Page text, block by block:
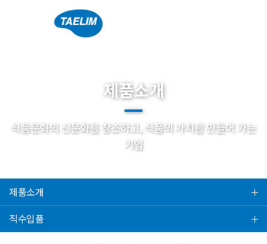
제품소개
식품문화의 신문화를 창조하고, 식품의 가치를 만들어 가는
기업
제품소개
직수입품